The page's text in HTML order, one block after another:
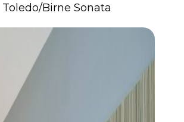
Toledo/Birne Sonata